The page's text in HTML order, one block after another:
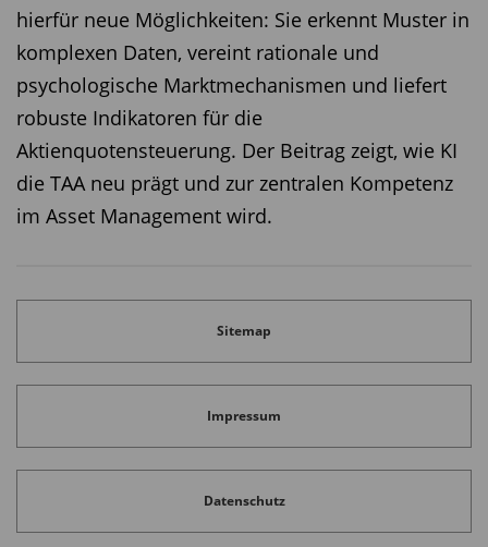
Die vollständige Studie steht unter folgendem Link
zum Download bereit:TMVV 2025
Diesen Beitrag teilen:
hierfür neue Möglichkeiten: Sie erkennt Muster in
komplexen Daten, vereint rationale und
psychologische Marktmechanismen und liefert
robuste Indikatoren für die
Aktienquotensteuerung. Der Beitrag zeigt, wie KI
die TAA neu prägt und zur zentralen Kompetenz
im Asset Management wird.
Sitemap
Impressum
Datenschutz